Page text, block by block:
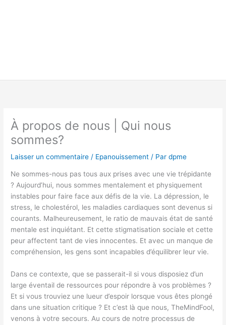
À propos de nous | Qui nous
sommes?
Laisser un commentaire / Epanouissement / Pardpme
Ne sommes-nous pas tous aux prises avec une vie trépidante
? Aujourd’hui, nous sommes mentalement et physiquement
instables pour faire face aux défis de la vie. La dépression, le
stress, le cholestérol, les maladies cardiaques sont devenus si
courants. Malheureusement, le ratio de mauvais état de santé
mentale est inquiétant. Et cette stigmatisation sociale et cette
peur affectent tant de vies innocentes. Et avec un manque de
compréhension, les gens sont incapables d’équilibrer leur vie.
Dans ce contexte, que se passerait-il si vous disposiez d’un
large éventail de ressources pour répondre à vos problèmes ?
Et si vous trouviez une lueur d’espoir lorsque vous êtes plongé
dans une situation critique ? Et c’est là que nous, TheMindFool,
venons à votre secours. Au cours de notre processus de